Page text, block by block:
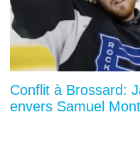
Conflit à Brossard:
envers Samuel